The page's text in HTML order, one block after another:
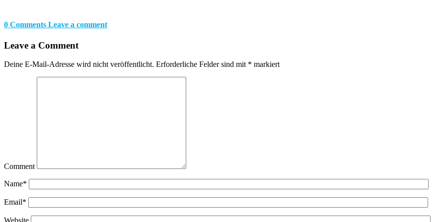
0 Comments Leave a comment
Leave a Comment
Deine E-Mail-Adresse wird nicht veröffentlicht. Erforderliche Felder sind mit * markiert
Comment
Name*
Email*